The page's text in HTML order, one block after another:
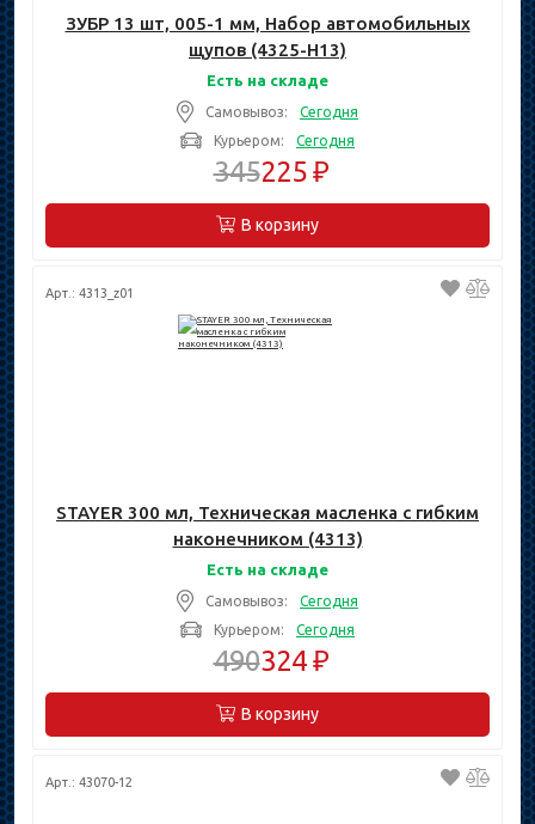
ЗУБР 13 шт, 005-1 мм, Набор автомобильных
щупов (4325-H13)
Есть на складе
Самовывоз:
Сегодня
Курьером:
Сегодня
345225 ₽
В корзину
Арт.: 4313_z01
STAYER 300 мл, Техническая масленка с гибким
наконечником (4313)
Есть на складе
Самовывоз:
Сегодня
Курьером:
Сегодня
490324 ₽
В корзину
Арт.: 43070-12